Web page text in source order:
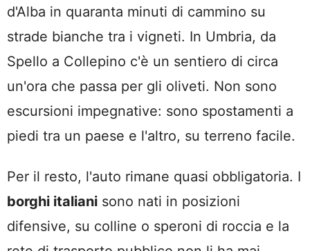
d'Alba in quaranta minuti di cammino su
strade bianche tra i vigneti. In Umbria, da
Spello a Collepino c'è un sentiero di circa
un'ora che passa per gli oliveti. Non sono
escursioni impegnative: sono spostamenti a
piedi tra un paese e l'altro, su terreno facile.
Per il resto, l'auto rimane quasi obbligatoria. I
borghi italiani sono nati in posizioni
difensive, su colline o speroni di roccia e la